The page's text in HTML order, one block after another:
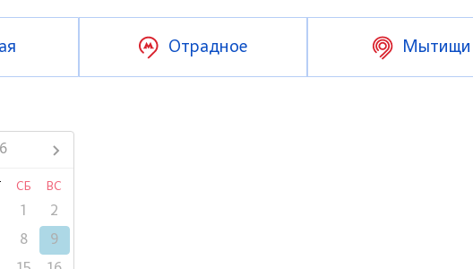
Отрадное Мытищи
СБ ВС
1
2
8
9